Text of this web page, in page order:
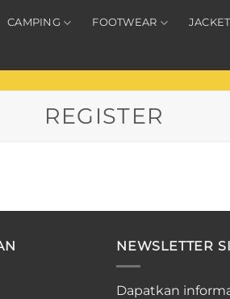
CAMPING FOOTWEAR JACKET
REGISTER
NEWSLETTER
Dapatkan